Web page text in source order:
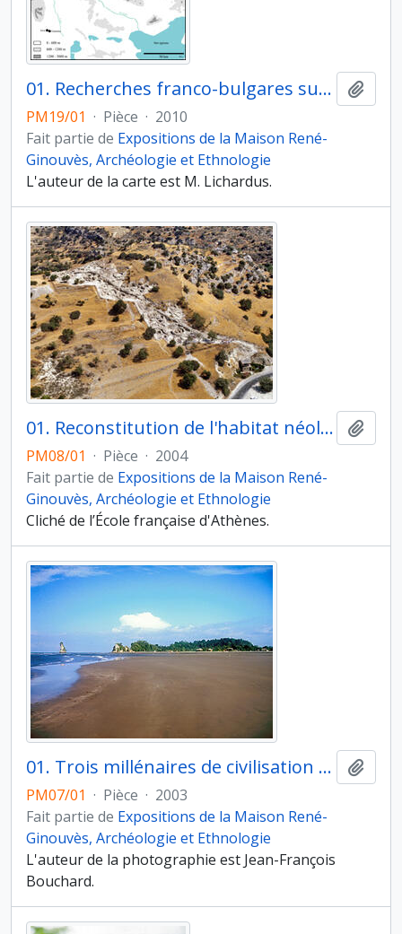
01. Recherches franco-bulgares sur le site néolithique de Kovacevo en Bulgarie. Les structures. Carte de répartitions des sites du Néolithique ancien dans la vallée de la Struma
PM19/01 · Pièce · 2010
Fait partie de Expositions de la Maison René-
Ginouvès, Archéologie et Ethnologie
L'auteur de la carte est M. Lichardus.
01. Reconstitution de l'habitat néolithique à Khirokitia (Chypre). Accroché aux flancs d'une colline, le village est protégé par le méandre d'une rivière et clos par un mur d’enceinte
PM08/01 · Pièce · 2004
Fait partie de Expositions de la Maison René-
Ginouvès, Archéologie et Ethnologie
Cliché de l’École française d'Athènes.
01. Trois millénaires de civilisation entre Colombie et Equateur. La région de la Tumaco La Tolita. Milieu naturel, plage face à l'océan El Morro,Tumaco
PM07/01 · Pièce · 2003
Fait partie de Expositions de la Maison René-
Ginouvès, Archéologie et Ethnologie
L'auteur de la photographie est Jean-François
Bouchard.